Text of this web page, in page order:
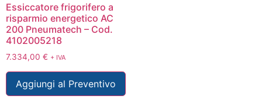
Essiccatore frigorifero a
risparmio energetico AC
200 Pneumatech – Cod.
4102005218
7.334,00 € + IVA
Aggiungi al Preventivo